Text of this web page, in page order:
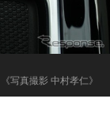
《写真撮影 中村孝仁》